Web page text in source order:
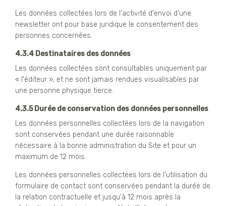
Les données collectées lors de l'activité d'envoi d'une
newsletter ont pour base juridique le consentement des
personnes concernées.
4.3.4 Destinataires des données
Les données collectées sont consultables uniquement par
« l'éditeur », et ne sont jamais rendues visualisables par
une personne physique tierce.
4.3.5 Durée de conservation des données personnelles
Les données personnelles collectées lors de la navigation
sont conservées pendant une durée raisonnable
nécessaire à la bonne administration du Site et pour un
maximum de 12 mois.
Les données personnelles collectées lors de l'utilisation du
formulaire de contact sont conservées pendant la durée de
la relation contractuelle et jusqu'à 12 mois après la